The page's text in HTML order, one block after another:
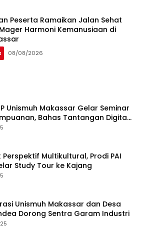
Peserta Ramaikan Jalan Sehat
Harmoni Kemanusiaan di
08/08/2026
Unismuh Makassar Gelar Seminar
Bahas Tantangan Digital
Lokal
Perspektif Multikultural, Prodi PAI
Study Tour ke Kajang
Unismuh Makassar dan Desa
Dorong Sentra Garam Industri